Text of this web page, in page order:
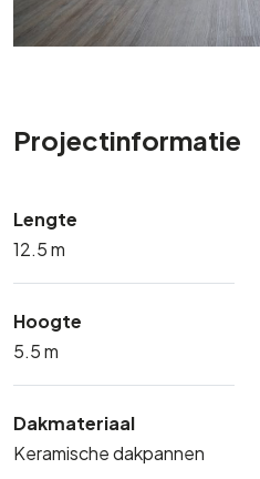
Projectinformatie
Lengte
12.5 m
Hoogte
5.5 m
Dakmateriaal
Keramische dakpannen